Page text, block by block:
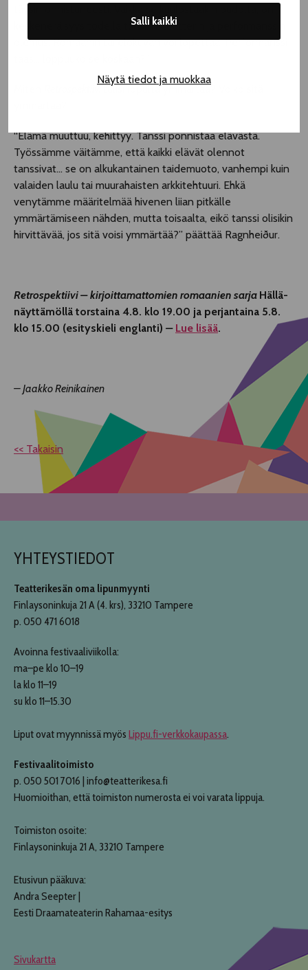
Salli kaikki
Näytä tiedot ja muokkaa
keskeneräisyys todella tanssin, teatterin ja performanssin
olemus. Romaanin tai elokuvan voi lopettaa. Performanssi
Retrospektiivitulisi lopulta ymmärtää? Voiko sitä
“Elämä muuttuu, kehittyy. Tanssi ponnistaa elävästä.
Työssämme väitämme, että kaikki elävät olennot
tanssivat… se on alkukantainen taidemuoto, vanhempi kuin
valaiden laulu tai muurahaisten arkkitehtuuri. Ehkä
venytämme määritelmää hivenen liian pitkälle
ymmärtämiseen nähden, mutta toisaalta, eikö tanssi olisikin
hirvittävää, jos sitä voisi ymmärtää?” päättää Ragnheiður.
Retrospektiivi – kirjoittamattomien romaanien sarja Hällä-
näyttämöllä torstaina 4.8. klo 19.00 ja perjantaina 5.8.
klo 15.00 (esityskieli englanti) – Lue lisää.
– Jaakko Reinikainen
<< Takaisin
YHTEYSTIEDOT
Teatterikesän oma lipunmyynti
Finlaysoninkuja 21 A (4. krs), 33210 Tampere
p. 050 471 6018
Avoinna festivaaliviikolla:
ma–pe klo 10–19
la klo 11–19
su klo 11–15.30
Liput ovat myynnissä myös Lippu.fi-verkkokaupassa.
Festivaalitoimisto
p. 050 501 7016 | info@teatterikesa.fi
Huomioithan, että toimiston numerosta ei voi varata lippuja.
Toimiston osoite:
Finlaysoninkuja 21 A, 33210 Tampere
Etusivun pääkuva:
Andra Seepter |
Eesti Draamateaterin Rahamaa-esitys
Sivukartta